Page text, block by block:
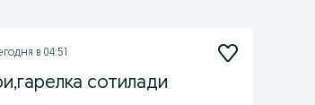
в 04:51
сотилади